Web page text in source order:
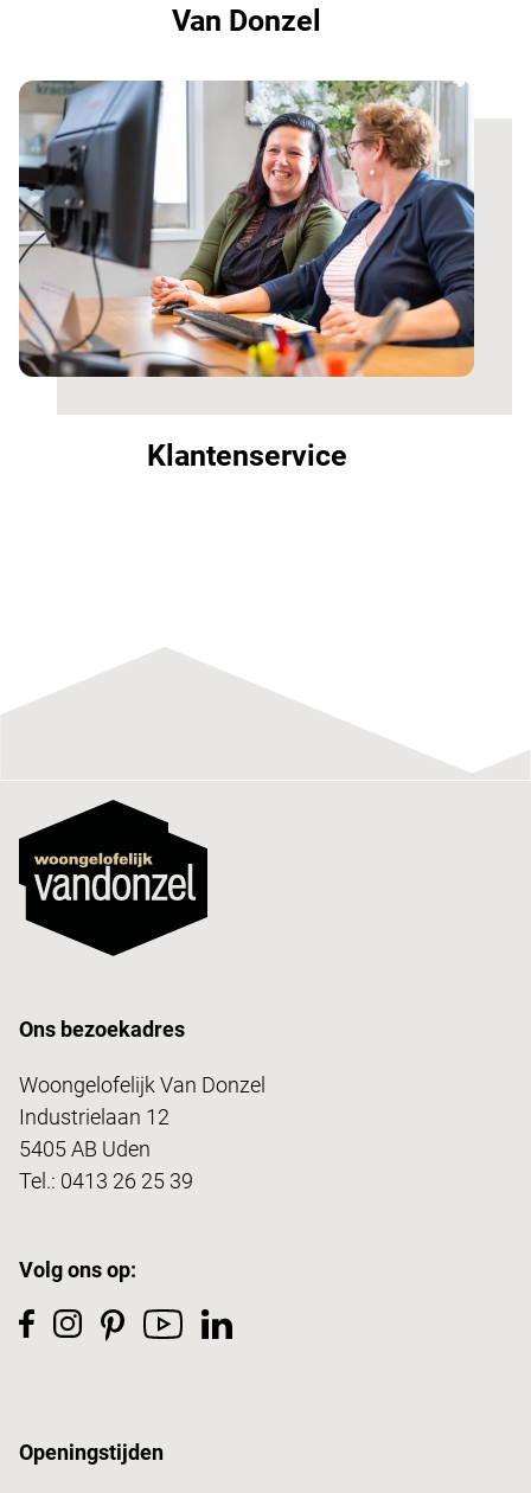
Van Donzel
Klantenservice
Ons bezoekadres
Woongelofelijk Van Donzel
Industrielaan 12
5405 AB Uden
Tel.: 0413 26 25 39
Volg ons op:
Openingstijden